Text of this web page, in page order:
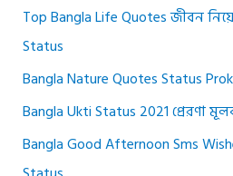
Top Bangla Life Quotes জীবন
Status
Bangla Nature Quotes Status
Bangla Ukti Status 2021 প্রেরণা
Bangla Good Afternoon Sms